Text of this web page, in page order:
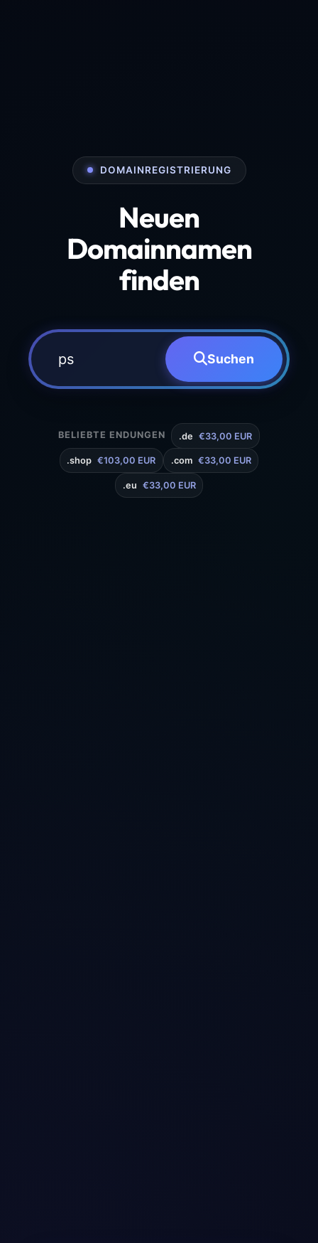
DOMAINREGISTRIERUNG
Neuen
Domainnamen
finden
Suchen
BELIEBTE ENDUNGEN .de €33,00 EUR
.shop €103,00 EUR .com €33,00 EUR
.eu €33,00 EUR